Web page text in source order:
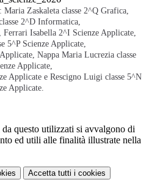
Zaskaleta classe 2^Q Grafica,
2^D Informatica,
Isabella 2^I Scienze Applicate,
5^P Scienze Applicate,
Nappa Maria Lucrezia classe
Applicate,
Applicate e Rescigno Luigi classe 5^N
Applicate.
questo utilizzati si avvalgono di
ed utili alle finalità illustrate nella
Accetta tutti i cookies